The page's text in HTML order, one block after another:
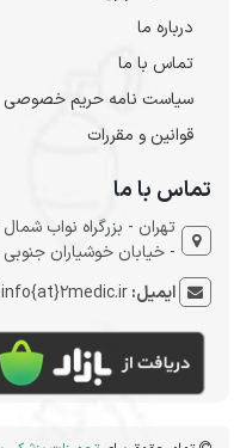
درباره ما
تماس با ما
سیاست نامه حریم خصوصی
قوانین و مقررات
تماس با ما
تهران - بزرگراه نواب
- خیابان خوشیاران جنوبی
ایمیل:info{at}2medic.ir